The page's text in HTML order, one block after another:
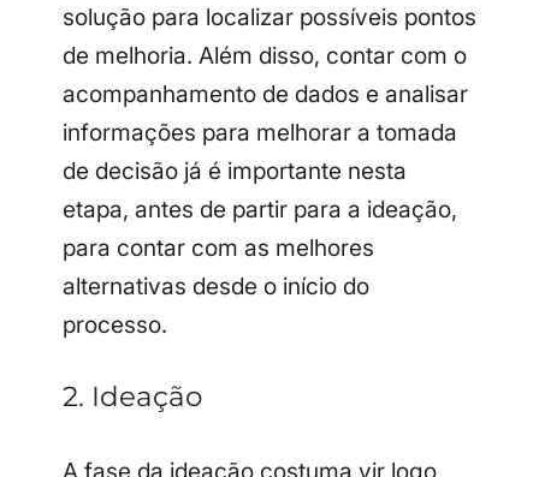
solução para localizar possíveis pontos
de melhoria. Além disso, contar com o
acompanhamento de dados e analisar
informações para melhorar a tomada
de decisão já é importante nesta
etapa, antes de partir para a ideação,
para contar com as melhores
alternativas desde o início do
processo.
2. Ideação
A fase da ideação costuma vir logo